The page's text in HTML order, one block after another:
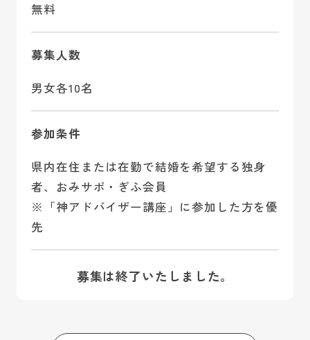
無料
募集人数
男女各10名
参加条件
県内在住または在勤で結婚を希望する独身
者、おみサポ・ぎふ会員
※「神アドバイザー講座」に参加した方を優
先
募集は終了いたしました。